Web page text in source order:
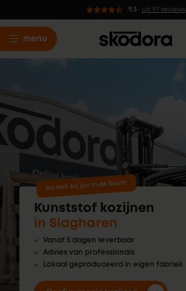
9.3 uit 97 reviews
menu
Nu ook bij jou in de buurt!
Kunststof kozijnen
in Slagharen
Vanaf 5 dagen leverbaar
Advies van professionals
Lokaal geproduceerd in eigen fabriek